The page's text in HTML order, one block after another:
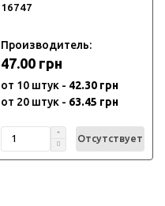
16747
Производитель:
47.00 грн
от 10 штук - 42.30 грн
от 20 штук - 63.45 грн
Отсутствует